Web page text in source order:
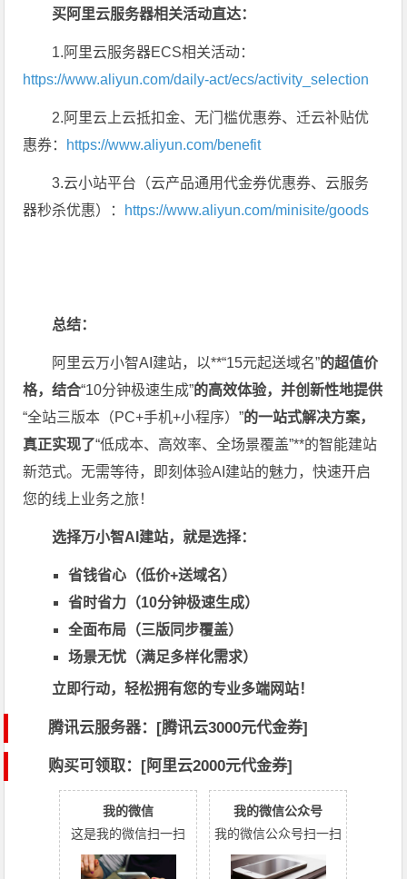
买阿里云服务器相关活动直达：
1.阿里云服务器ECS相关活动：
https://www.aliyun.com/daily-act/ecs/activity_selection
2.阿里云上云抵扣金、无门槛优惠券、迁云补贴优
惠券： https://www.aliyun.com/benefit
3.云小站平台（云产品通用代金券优惠券、云服务
器秒杀优惠）： https://www.aliyun.com/minisite/goods
总结：
阿里云万小智AI建站，以**“15元起送域名”的超值价
格，结合“10分钟极速生成”的高效体验，并创新性地提供
“全站三版本（PC+手机+小程序）”的一站式解决方案，
真正实现了“低成本、高效率、全场景覆盖”**的智能建站
新范式。无需等待，即刻体验AI建站的魅力，快速开启
您的线上业务之旅！
选择万小智AI建站，就是选择：
省钱省心（低价+送域名）
省时省力（10分钟极速生成）
全面布局（三版同步覆盖）
场景无忧（满足多样化需求）
立即行动，轻松拥有您的专业多端网站！
腾讯云服务器：[腾讯云3000元代金券]
购买可领取：[阿里云2000元代金券]
我的微信
这是我的微信扫一扫
我的微信公众号
我的微信公众号扫一扫